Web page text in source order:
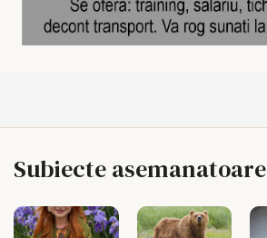
Subiecte asemanatoare